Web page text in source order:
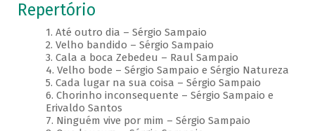
Repertório
1. Até outro dia – Sérgio Sampaio
2. Velho bandido – Sérgio Sampaio
3. Cala a boca Zebedeu – Raul Sampaio
4. Velho bode – Sérgio Sampaio e Sérgio Natureza
5. Cada lugar na sua coisa – Sérgio Sampaio
6. Chorinho inconsequente – Sérgio Sampaio e
Erivaldo Santos
7. Ninguém vive por mim – Sérgio Sampaio